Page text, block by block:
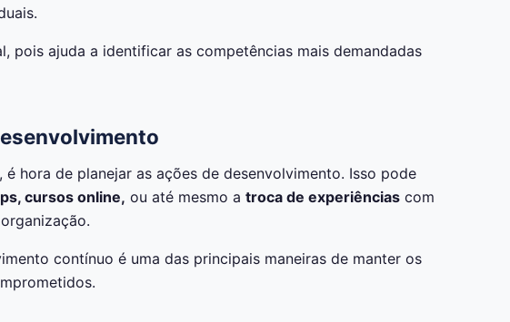
pois ajuda a identificar as competências mais demandadas
é hora de planejar as ações de desenvolvimento. Isso pode
cursos online, ou até mesmo a troca de experiências com
contínuo é uma das principais maneiras de manter os